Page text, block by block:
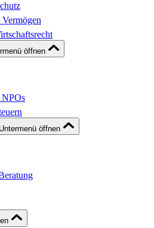
öffnen
NPOs
Untermenü öffnen